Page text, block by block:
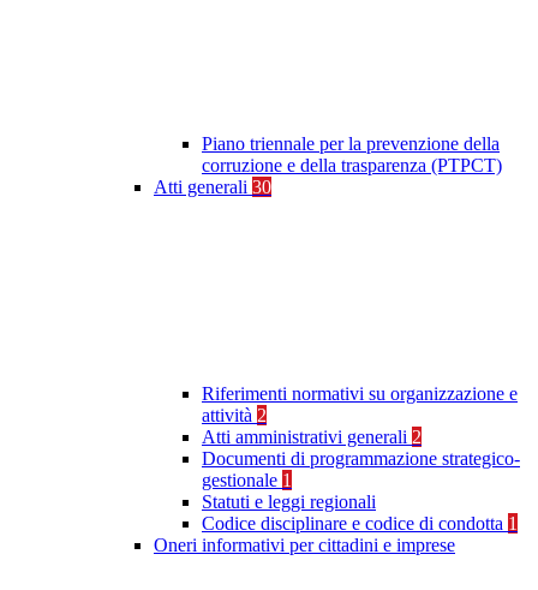
Piano triennale per la prevenzione della
corruzione e della trasparenza (PTPCT)
Atti generali 30
Riferimenti normativi su organizzazione e
attività 2
Atti amministrativi generali 2
Documenti di programmazione strategico-
gestionale 1
Statuti e leggi regionali
Codice disciplinare e codice di condotta 1
Oneri informativi per cittadini e imprese